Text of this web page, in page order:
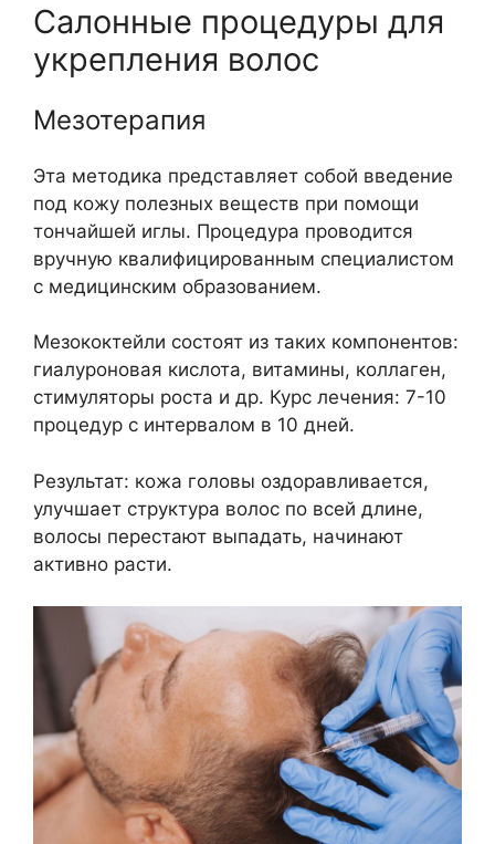
Салонные процедуры для
укрепления волос
Мезотерапия
Эта методика представляет собой введение
под кожу полезных веществ при помощи
тончайшей иглы. Процедура проводится
вручную квалифицированным специалистом
с медицинским образованием.
Мезококтейли состоят из таких компонентов:
гиалуроновая кислота, витамины, коллаген,
стимуляторы роста и др. Курс лечения: 7-10
процедур с интервалом в 10 дней.
Результат: кожа головы оздоравливается,
улучшает структура волос по всей длине,
волосы перестают выпадать, начинают
активно расти.